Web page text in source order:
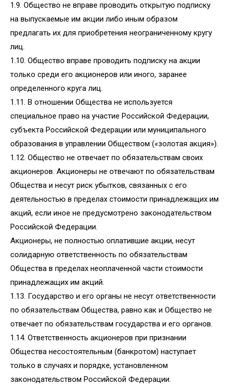
1.9. Общество не вправе проводить открытую подписку
на выпускаемые им акции либо иным образом
предлагать их для приобретения неограниченному кругу
лиц.
1.10. Общество вправе проводить подписку на акции
только среди его акционеров или иного, заранее
определенного круга лиц.
1.11. В отношении Общества не используется
специальное право на участие Российской Федерации,
субъекта Российской Федерации или муниципального
образования в управлении Обществом («золотая акция»).
1.12. Общество не отвечает по обязательствам своих
акционеров. Акционеры не отвечают по обязательствам
Общества и несут риск убытков, связанных с его
деятельностью в пределах стоимости принадлежащих им
акций, если иное не предусмотрено законодательством
Российской Федерации.
Акционеры, не полностью оплатившие акции, несут
солидарную ответственность по обязательствам
Общества в пределах неоплаченной части стоимости
принадлежащих им акций.
1.13. Государство и его органы не несут ответственности
по обязательствам Общества, равно как и Общество не
отвечает по обязательствам государства и его органов.
1.14. Ответственность акционеров при признании
Общества несостоятельным (банкротом) наступает
только в случаях и порядке, установленном
законодательством Российской Федерации.